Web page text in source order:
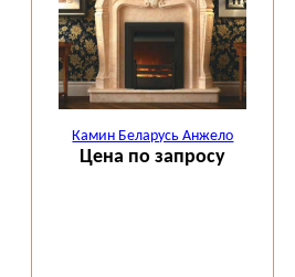
Камин Беларусь Анжело
Цена по запросу